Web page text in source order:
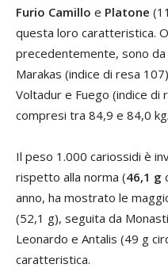
Furio Camillo e Platone
questa loro caratteristica.
precedentemente, sono da
Marakas (indice di resa
Voltadur e Fuego (indice
compresi tra 84,9 e 84,0
Il peso 1.000 cariossidi è
rispetto alla norma (46,1 g
anno, ha mostrato le
(52,1 g), seguita da
Leonardo e Antalis (49 g
caratteristica.